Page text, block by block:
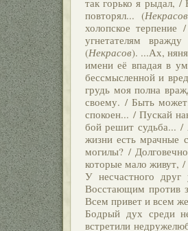
так горько я рыдал, /
повторял... (Некрасов
холопское
угнетателям
(Некрасов). ...Ах,
имени её впадая в
бессмысленной и
грудь моя полна
своему. / Быть
спокоен... / Пускай
бой решит судьба... /
жизни есть
могилы? /
которые мало живут,
У несчастного друг
Восстающим против
Всем привет и всем
Бодрый дух среди
встретили